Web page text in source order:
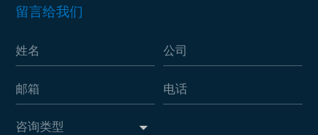
留言给我们